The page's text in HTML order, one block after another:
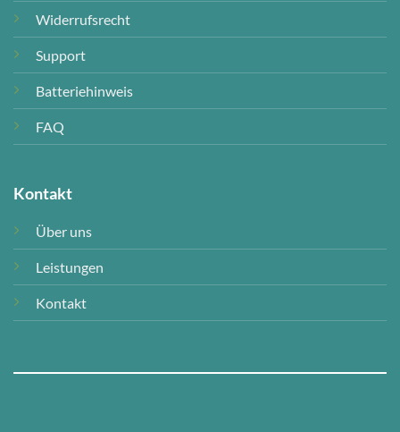
Widerrufsrecht
Support
Batteriehinweis
FAQ
Kontakt
Über uns
Leistungen
Kontakt